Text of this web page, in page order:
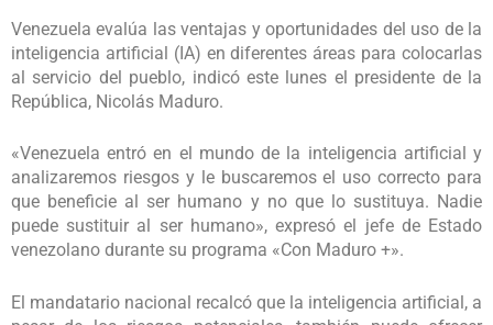
Venezuela evalúa las ventajas y oportunidades del uso de la
inteligencia artificial (IA) en diferentes áreas para colocarlas
al servicio del pueblo, indicó este lunes el presidente de la
República, Nicolás Maduro.
«Venezuela entró en el mundo de la inteligencia artificial y
analizaremos riesgos y le buscaremos el uso correcto para
que beneficie al ser humano y no que lo sustituya. Nadie
puede sustituir al ser humano», expresó el jefe de Estado
venezolano durante su programa «Con Maduro +».
El mandatario nacional recalcó que la inteligencia artificial, a